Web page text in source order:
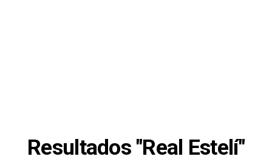
Resultados "Real Estelí"